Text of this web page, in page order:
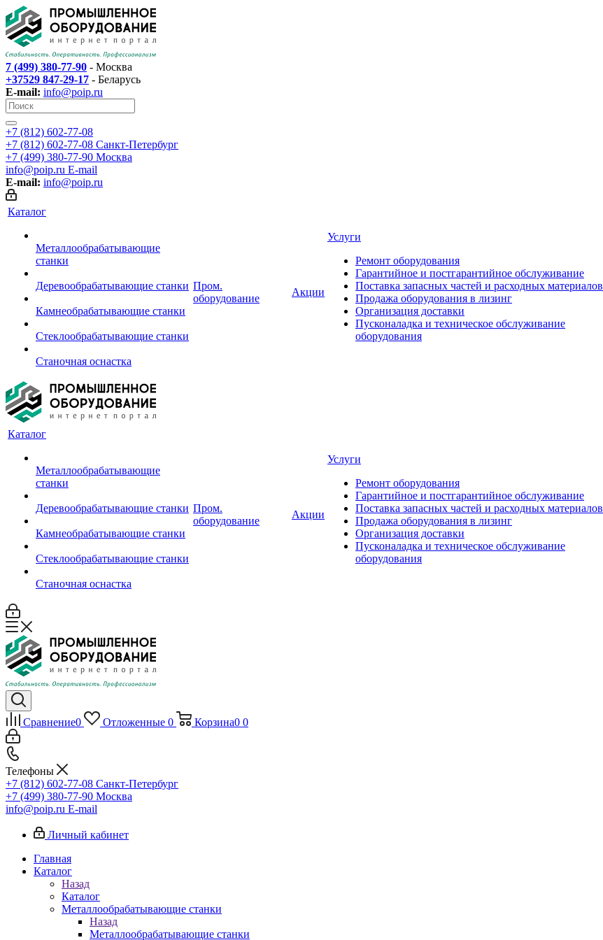
7 (499) 380-77-90 - Москва
+37529 847-29-17 - Беларусь
E-mail: info@poip.ru
+7 (812) 602-77-08
+7 (812) 602-77-08 Санкт-Петербург
+7 (499) 380-77-90 Москва
info@poip.ru E-mail
E-mail: info@poip.ru
Каталог
Металлообрабатывающие
станки
Деревообрабатывающие станки
Камнеобрабатывающие станки
Стеклообрабатывающие станки
Станочная оснастка
Пром.
оборудование
Акции
Услуги
Ремонт оборудования
Гарантийное и постгарантийное обслуживание
Поставка запасных частей и расходных материалов
Продажа оборудования в лизинг
Организация доставки
Пусконаладка и техническое обслуживание
оборудования
Каталог
Металлообрабатывающие
станки
Деревообрабатывающие станки
Камнеобрабатывающие станки
Стеклообрабатывающие станки
Станочная оснастка
Пром.
оборудование
Акции
Услуги
Ремонт оборудования
Гарантийное и постгарантийное обслуживание
Поставка запасных частей и расходных материалов
Продажа оборудования в лизинг
Организация доставки
Пусконаладка и техническое обслуживание
оборудования
Сравнение0 Отложенные 0 Корзина0 0
Телефоны
+7 (812) 602-77-08 Санкт-Петербург
+7 (499) 380-77-90 Москва
info@poip.ru E-mail
Личный кабинет
Главная
Каталог
Назад
Каталог
Металлообрабатывающие станки
Назад
Металлообрабатывающие станки